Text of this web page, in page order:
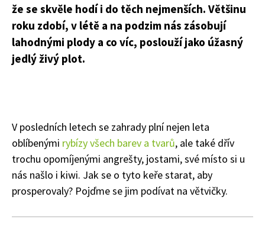
že se skvěle hodí i do těch nejmenších. Většinu
roku zdobí, v létě a na podzim nás zásobují
lahodnými plody a co víc, poslouží jako úžasný
jedlý živý plot.
V posledních letech se zahrady plní nejen leta
oblíbenými rybízy všech barev a tvarů, ale také dřív
trochu opomíjenými angrešty, jostami, své místo si u
nás našlo i kiwi. Jak se o tyto keře starat, aby
prosperovaly? Pojďme se jim podívat na větvičky.